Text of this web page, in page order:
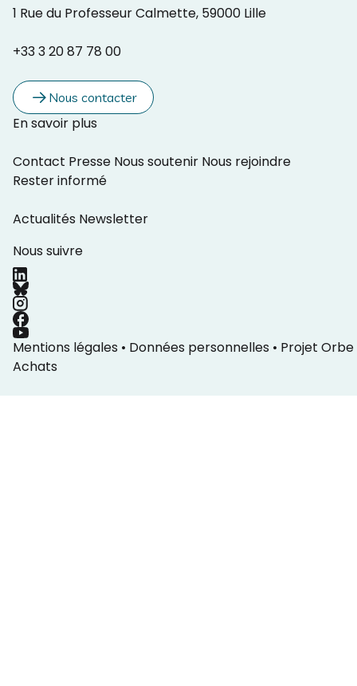
1 Rue du Professeur Calmette, 59000 Lille
+33 3 20 87 78 00
Nous contacter
En savoir plus
Contact Presse Nous soutenir Nous rejoindre
Rester informé
Actualités Newsletter
Nous suivre
Mentions légales • Données personnelles • Projet Orbe
Achats